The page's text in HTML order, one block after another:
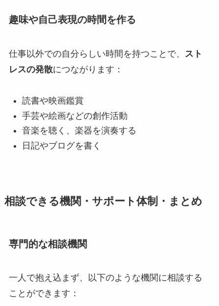
趣味や自己表現の時間を作る
仕事以外での自分らしい時間を持つことで、
スト
レスの発散につながります：
読書や映画鑑賞
手芸や絵画などの創作活動
音楽を聴く、楽器を演奏する
日記やブログを書く
相談できる機関・サポート体制・まとめ
専門的な相談機関
一人で抱え込まず、以下のような機関に相談する
ことができます：